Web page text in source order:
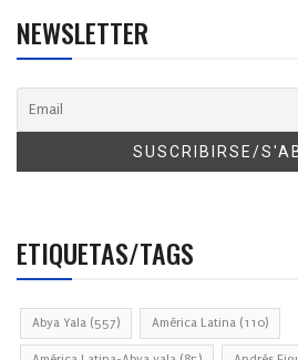
NEWSLETTER
ETIQUETAS/TAGS
Abya Yala (557) América Latina (110)